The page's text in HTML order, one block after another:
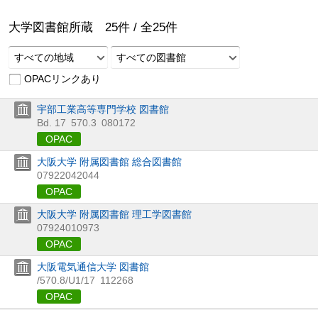
大学図書館所蔵 25件 / 全25件
すべての地域
すべての図書館
OPACリンクあり
宇部工業高等専門学校 図書館
Bd. 17 570.3 080172
OPAC
大阪大学 附属図書館 総合図書館
07922042044
OPAC
大阪大学 附属図書館 理工学図書館
07924010973
OPAC
大阪電気通信大学 図書館
/570.8/U1/17 112268
OPAC